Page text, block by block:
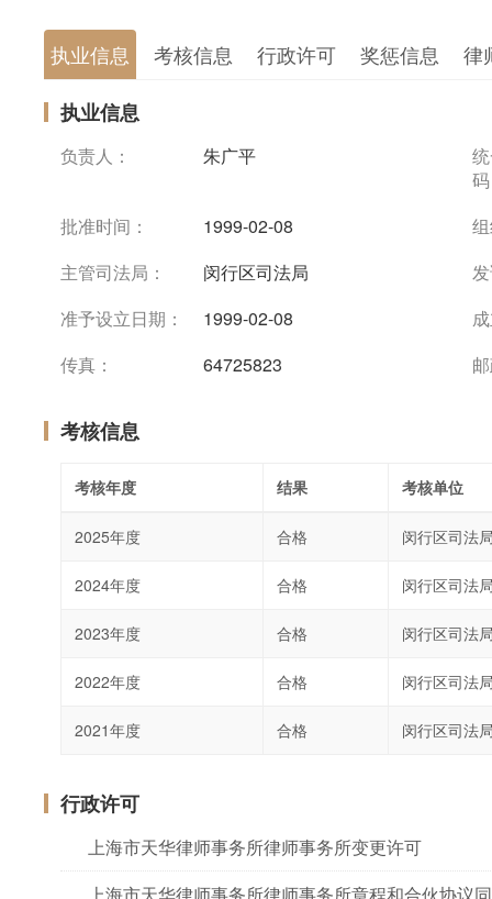
执业信息 考核信息 行政许可 奖惩信息 律
执业信息
负责人： 朱广平
批准时间：
1999-02-08
主管司法局：
闵行区司法局
准予设立日期：
1999-02-08
传真：
64725823
考核信息
考核年度 结果 考核单位
2025年度 合格 闵行区司法
2024年度 合格 闵行区司法
2023年度 合格 闵行区司法
2022年度 合格 闵行区司法
2021年度 合格 闵行区司法
行政许可
上海市天华律师事务所律师事务所变更许可